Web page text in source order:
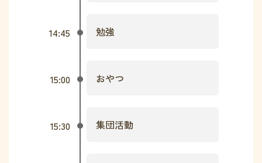
14:45 勉強
15:00 おやつ
15:30 集団活動